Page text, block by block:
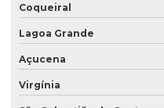
Coqueiral
Lagoa Grande
Açucena
Virgínia